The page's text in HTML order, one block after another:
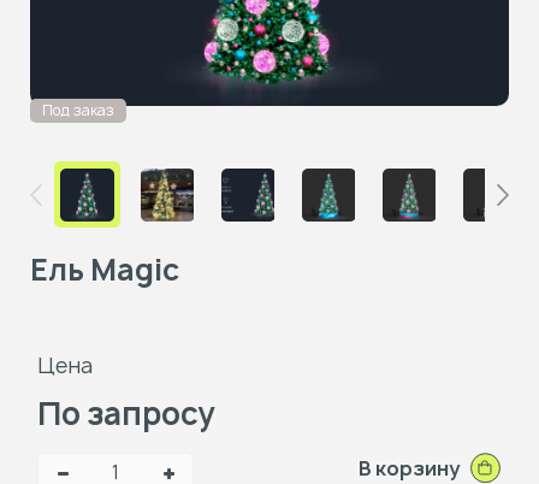
Под заказ
Ель Magic
Цена
По запросу
В корзину